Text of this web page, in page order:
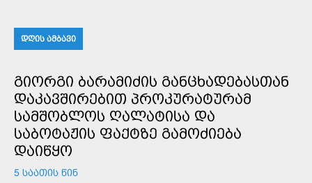
ᲓᲦᲘᲡ ᲐᲛᲑᲐᲕᲘ
ᲒᲘᲝᲠᲒᲘ ᲑᲐᲠᲐᲛᲘᲫᲘᲡ ᲒᲐᲜᲪᲮᲐᲓᲔᲑᲐᲡᲗᲐᲜ
ᲓᲐᲙᲐᲕᲨᲘᲠᲔᲑᲘᲗ ᲞᲠᲝᲙᲣᲠᲐᲢᲣᲠᲐᲛ
ᲡᲐᲛᲨᲝᲑᲚᲝᲡ ᲦᲐᲚᲐᲢᲘᲡᲐ ᲓᲐ
ᲡᲐᲑᲝᲢᲐᲟᲘᲡ ᲤᲐᲥᲢᲖᲔ ᲒᲐᲛᲝᲫᲘᲔᲑᲐ
ᲓᲐᲘᲬᲧᲝ
5 ᲡᲐᲐᲗᲘᲡ ᲬᲘᲜ